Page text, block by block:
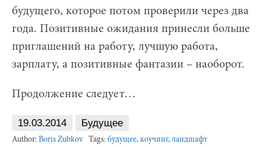
будущего, которое потом проверили через два
года. Позитивные ожидания принесли больше
приглашений на работу, лучшую работа,
зарплату, а позитивные фантазии – наоборот.
Продолжение следует…
19.03.2014 Будущее
Author: Boris Zubkov Tags: будущее, коучинг, ландшафт